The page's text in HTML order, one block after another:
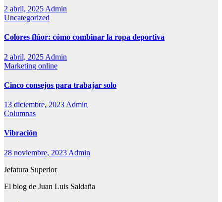
2 abril, 2025 Admin
Uncategorized
Colores flúor: cómo combinar la ropa deportiva
2 abril, 2025 Admin
Marketing online
Cinco consejos para trabajar solo
13 diciembre, 2023 Admin
Columnas
Vibración
28 noviembre, 2023 Admin
Jefatura Superior
El blog de Juan Luis Saldaña